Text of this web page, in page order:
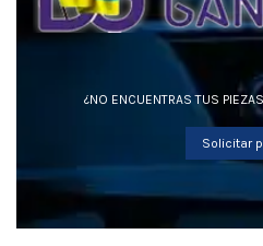
¿NO ENCUENTRAS TUS
Solicitar